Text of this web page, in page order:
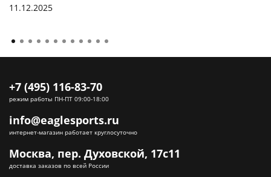
11.12.2025
+7 (495) 116-83-70
режим работы ПН-ПТ 09:00-18:00
info@eaglesports.ru
интернет-магазин работает круглосуточно
Москва, пер. Духовской, 17с11
доставка заказов по всей России